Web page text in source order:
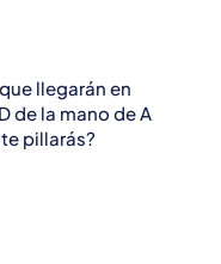
llegarán en
de la mano de A
pillarás?